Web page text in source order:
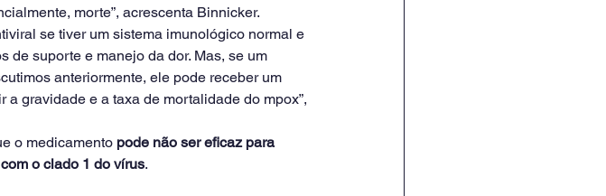
morte”, acrescenta Binnicker.
se tiver um sistema imunológico normal e
de suporte e manejo da dor. Mas, se um
anteriormente, ele pode receber um
gravidade e a taxa de mortalidade do mpox”,
o medicamento pode não ser eficaz para
o clado 1 do vírus.